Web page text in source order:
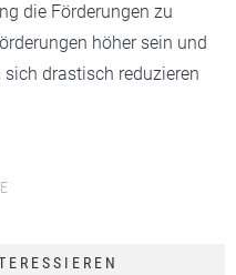
die Förderungen zu
höher sein und
drastisch reduzieren